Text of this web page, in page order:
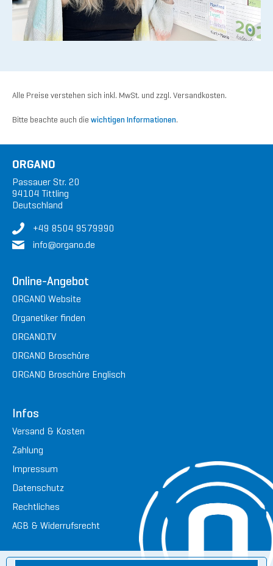
Alle Preise verstehen sich inkl. MwSt. und zzgl. Versandkosten.
Bitte beachte auch die wichtigen Informationen.
ORGANO
Passauer Str. 20
94104 Tittling
Deutschland
+49 8504 9579990
info@organo.de
Online-Angebot
ORGANO Website
Organetiker finden
ORGANO.TV
ORGANO Broschüre
ORGANO Broschüre Englisch
Infos
Versand & Kosten
Zahlung
Impressum
Datenschutz
Rechtliches
AGB & Widerrufsrecht